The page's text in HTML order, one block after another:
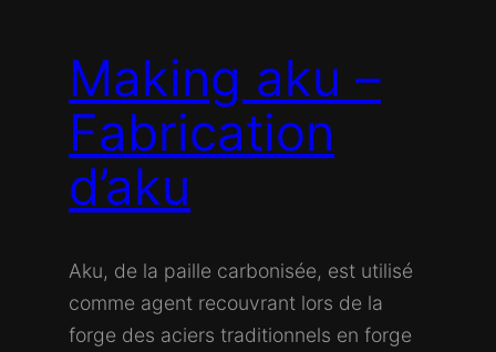
Making aku –
Fabrication
d’aku
Aku, de la paille carbonisée, est utilisé
comme agent recouvrant lors de la
forge des aciers traditionnels en forge